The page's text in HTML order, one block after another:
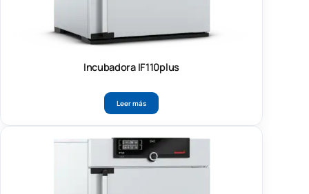
Incubadora IF110plus
Leer más